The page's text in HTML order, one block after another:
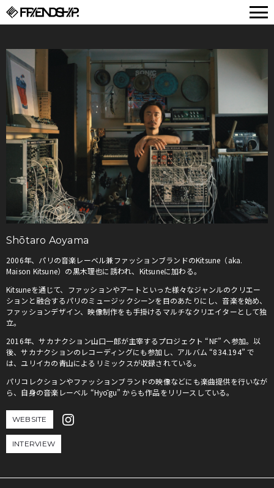
Shōtaro Aoyama
2006年、パリの音楽レーベル兼ファッションブランドのKitsune（aka.
Maison Kitsune）の黒木理也に誘われ、Kitsuneに加わる。
Kitsuneを通じて、ファッションやアートといった様々なジャンルのクリエー
ションと融合するパリのミュージックシーンを目のあたりにし、音楽を始め、
ファッションデザイン、映像制作をも手掛けるマルチなクリエイターとして独
立。
2016年、サカナクション山口一郎が主宰するプロジェクト “NF” へ参加。以
後、サカナクションのレコーディングにも参加し、アルバム “834.194” で
は、ユリイカの青山によるリミックスが収録されている。
パリコレクションやファッションブランドの映像などにも楽曲提供を行いなが
ら、自身の音楽レーベル “Hyōgu” からも作品をリリースしている。
WEBSITE
INTERVIEW